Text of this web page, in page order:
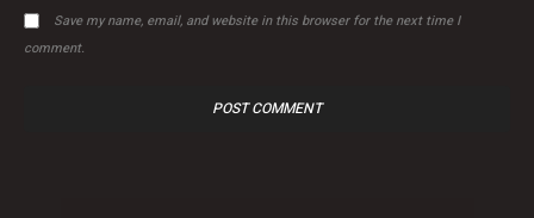
Save my name, email, and website in this browser for the next time I
comment.